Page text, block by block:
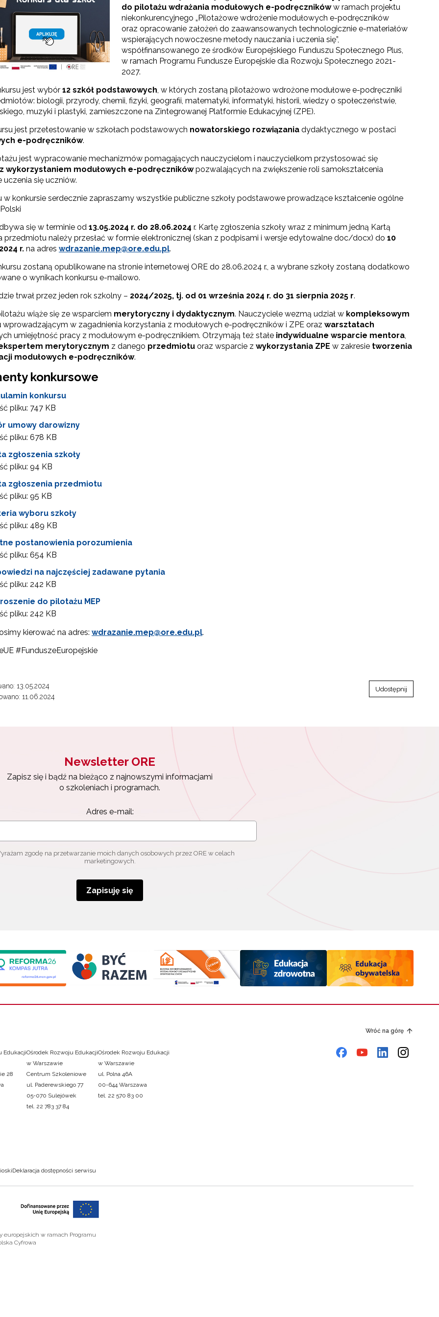
zaawansowanych technologicznie e-materiałów i gier"
i przetestowanie modelu branżowej szkoły ćwiczeń (BSĆ)"
wdrożenie modułowych e-podręczników"
kompetencji dydaktycznych zintegrowanego kształcenia przedmiotowo-językowego (CLIL)"
program „Przyjazna szkoła”"
i upowszechnienie portalu infozawodowe.men.gov.pl"
i spersonalizowane doradztwo metodyczne"
metod i form wspierania uczennic i uczniów zdolnych"
do pilotażu wdrażania modułowych e-podręcznikóww ramach projektu
niekonkurencyjnego „Pilotażowe wdrożenie modułowych e-podręczników
oraz opracowanie założeń do zaawansowanych technologicznie e-materiałów
wspierających nowoczesne metody nauczania i uczenia się”,
współfinansowanego ze środków Europejskiego Funduszu Społecznego Plus,
w ramach Programu Fundusze Europejskie dla Rozwoju Społecznego 2021-
2027.
jest wybór 12 szkół podstawowych, w których zostaną pilotażowo wdrożone modułowe e-podręczniki
biologii, przyrody, chemii, fizyki, geografii, matematyki, informatyki, historii, wiedzy o społeczeństwie,
muzyki i plastyki, zamieszczone na Zintegrowanej Platformie Edukacyjnej (ZPE).
jest przetestowanie w szkołach podstawowych nowatorskiego rozwiązania dydaktycznego w postaci
e-podręczników.
jest wypracowanie mechanizmów pomagających nauczycielom i nauczycielkom przystosować się
wykorzystaniem modułowych e-podręcznikówpozwalających na zwiększenie roli samokształcenia
uczenia się uczniów.
w konkursie serdecznie zapraszamy wszystkie publiczne szkoły podstawowe prowadzące kształcenie ogólne
się w terminie od 13.05.2024 r. do 28.06.2024 r. Kartę zgłoszenia szkoły wraz z minimum jedną Kartą
przedmiotu należy przesłać w formie elektronicznej (skan z podpisami i wersje edytowalne doc/docx) do 10
r. na adres wdrazanie.mep@ore.edu.pl.
zostaną opublikowane na stronie internetowej ORE do 28.06.2024 r., a wybrane szkoły zostaną dodatkowo
o wynikach konkursu e-mailowo.
trwał przez jeden rok szkolny – 2024/2025, tj. od 01 września 2024 r. do 31 sierpnia 2025 r.
wiąże się ze wsparciem merytoryczny i dydaktycznym. Nauczyciele wezmą udział w kompleksowym
wprowadzającym w zagadnienia korzystania z modułowych e-podręczników i ZPE oraz warsztatach
umiejętność pracy z modułowym e-podręcznikiem. Otrzymają też stałe indywidualne wsparcie mentora,
merytorycznym z danego przedmiotu oraz wsparcie z wykorzystania ZPE w zakresie tworzenia
modułowych e-podręczników.
konkursowe
konkursu
pliku: 747 KB
umowy darowizny
pliku: 678 KB
zgłoszenia szkoły
pliku: 94 KB
zgłoszenia przedmiotu
pliku: 95 KB
wyboru szkoły
pliku: 489 KB
postanowienia porozumienia
pliku: 654 KB
na najczęściej zadawane pytania
pliku: 242 KB
do pilotażu MEP
pliku: 242 KB
kierować na adres: wdrazanie.mep@ore.edu.pl.
#FunduszeEuropejskie
13.05.2024
11.06.2024
Udostępnij
Newsletter ORE
Zapisz się i bądź na bieżąco z najnowszymi informacjami
o szkoleniach i programach.
Adres e-mail:
zgodę na przetwarzanie moich danych osobowych przez ORE w celach
marketingowych.
Zapisuję się
Wróć na górę
Edukacji
28
Ośrodek Rozwoju Edukacji
w Warszawie
Centrum Szkoleniowe
ul. Paderewskiego 77
05-070 Sulejówek
tel. 22 783 37 84
Ośrodek Rozwoju Edukacji
w Warszawie
ul. Polna 46A
00-644 Warszawa
tel. 22 570 83 00
Deklaracja dostępności serwisu
europejskich w ramach Programu
Cyfrowa
ORE
się i bądź na bieżąco z najnowszymi informacjami
i programach.
e-mail:
Wyrażam zgodę na przetwarzanie moich danych osobowych przez ORE w
marketingowych.
się